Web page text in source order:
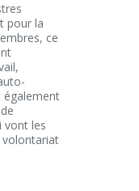
pour la
ce
également
vont les
volontariat